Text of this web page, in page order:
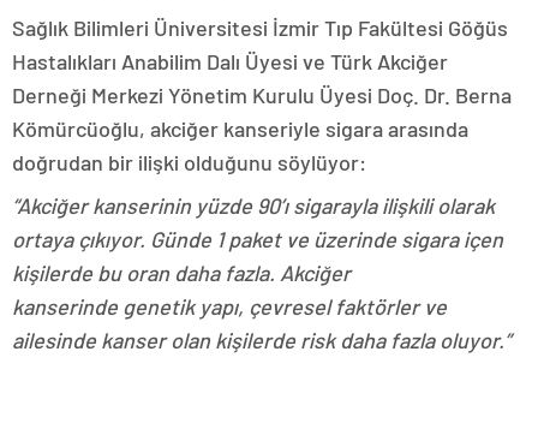
Sağlık Bilimleri Üniversitesi İzmir Tıp Fakültesi Göğüs
Hastalıkları Anabilim Dalı Üyesi ve Türk Akciğer
Derneği Merkezi Yönetim Kurulu Üyesi Doç. Dr. Berna
Kömürcüoğlu, akciğer kanseriyle sigara arasında
doğrudan bir ilişki olduğunu söylüyor:
“Akciğer kanserinin yüzde 90’ı sigarayla ilişkili olarak
ortaya çıkıyor. Günde 1 paket ve üzerinde sigara içen
kişilerde bu oran daha fazla. Akciğer
kanserinde genetik yapı, çevresel faktörler ve
ailesinde kanser olan kişilerde risk daha fazla oluyor.”